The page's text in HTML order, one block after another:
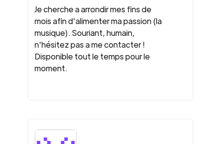
Je cherche a arrondir mes fins de
mois afin d'alimenter ma passion (la
musique). Souriant, humain,
n'hésitez pas a me contacter !
Disponible tout le temps pour le
moment.